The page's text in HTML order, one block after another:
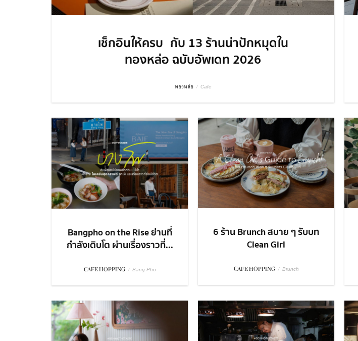
เช็กอินให้ครบ กับ 13 ร้านน่าปักหมุดใน
ทองหล่อ ฉบับอัพเดท 2026
ทองหล่อ / Cafe
Bangpho on the Rise ย่านที่
กำลังเติบโต ผ่านเรื่องราวที่...
CAFE HOPPING / Bang Pho
6 ร้าน Brunch สบาย ๆ รับบท
Clean Girl
CAFE HOPPING / Brunch